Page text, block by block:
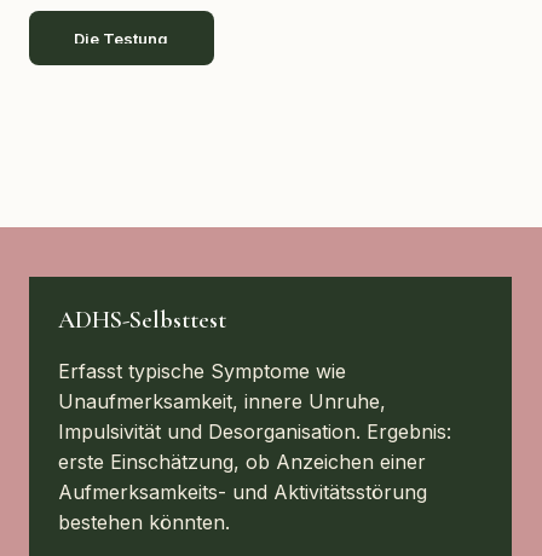
Die Testung
ADHS-Selbsttest
Erfasst typische Symptome wie
Unaufmerksamkeit, innere Unruhe,
Impulsivität und Desorganisation. Ergebnis:
erste Einschätzung, ob Anzeichen einer
Aufmerksamkeits- und Aktivitätsstörung
bestehen könnten.